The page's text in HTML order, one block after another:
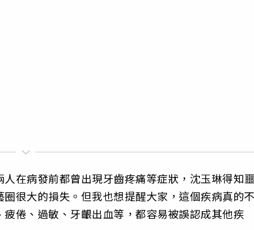
在病發前都曾出現牙齒疼痛等症狀，沈玉琳得知
很大的損失。但我也想提醒大家，這個疾病真的
倦、過敏、牙齦出血等，都容易被誤認成其他疾